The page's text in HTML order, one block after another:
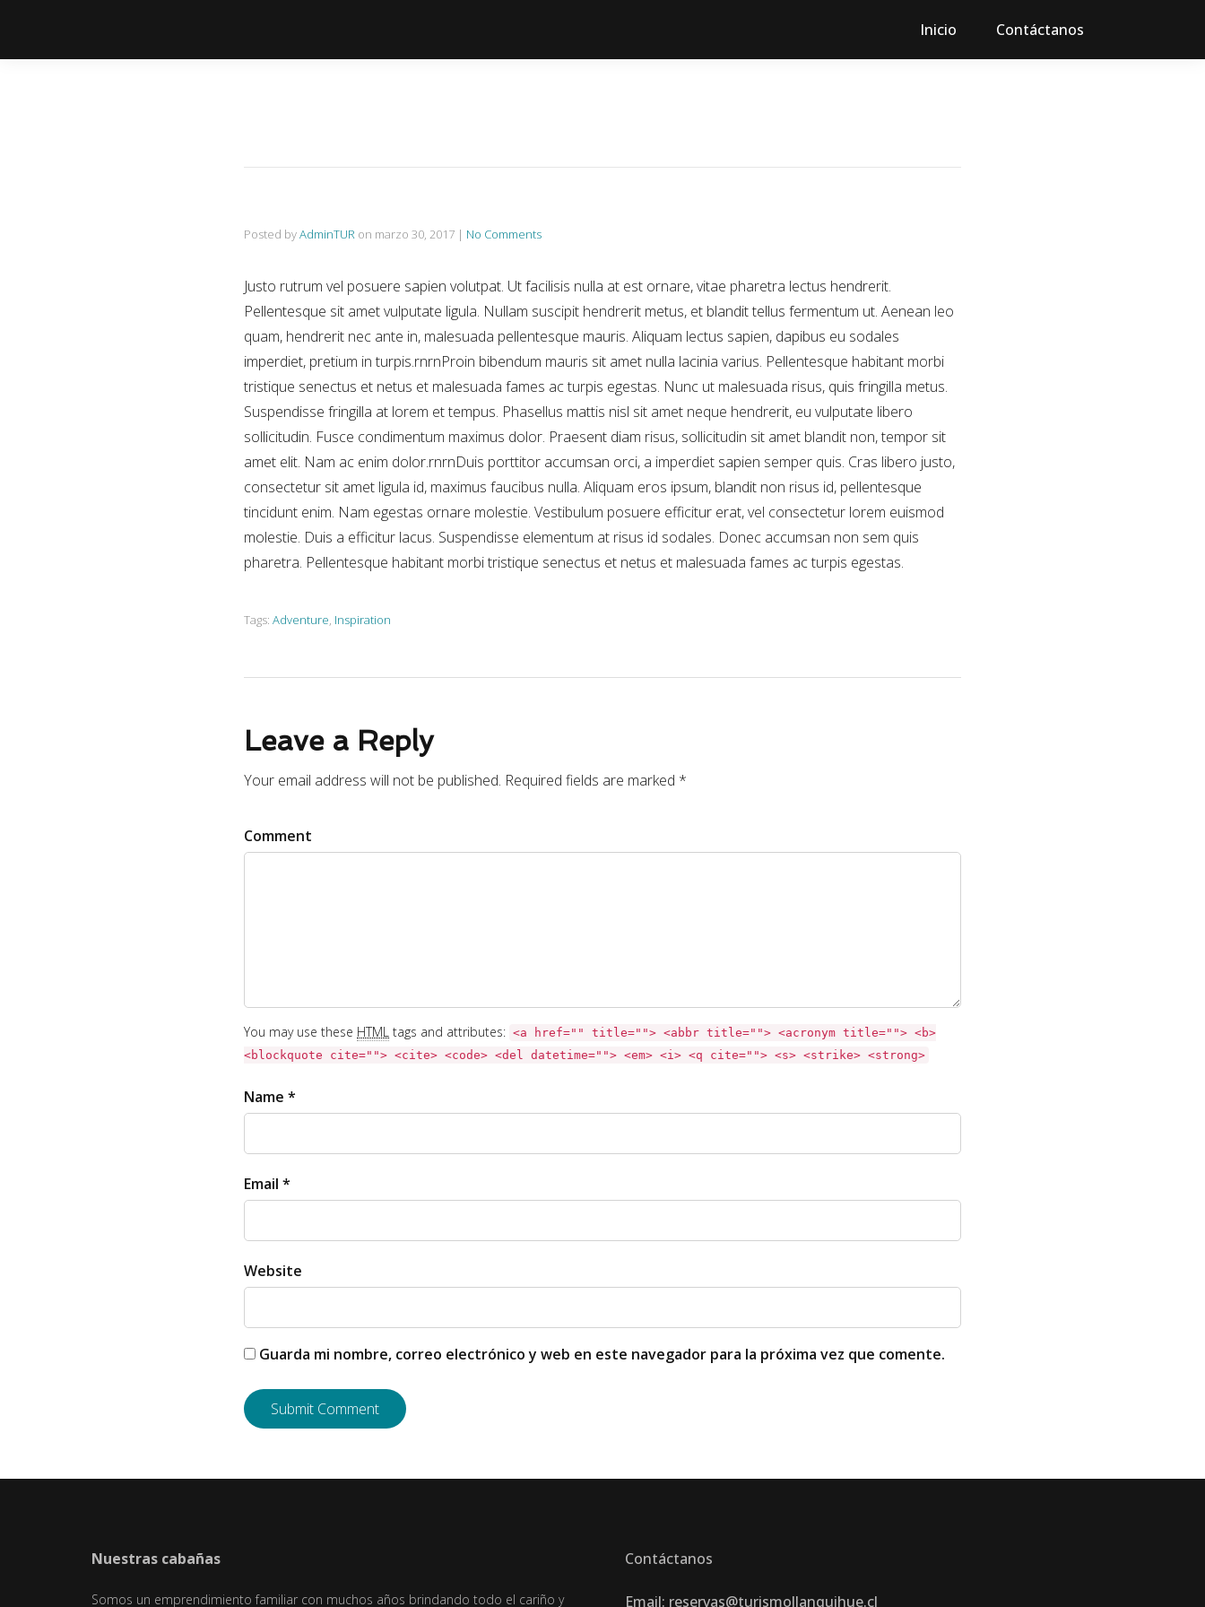
Inicio Contáctanos
Posted byAdminTUR on marzo 30, 2017 | No Comments
Justo rutrum vel posuere sapien volutpat. Ut facilisis nulla at est ornare, vitae pharetra lectus hendrerit.
Pellentesque sit amet vulputate ligula. Nullam suscipit hendrerit metus, et blandit tellus fermentum ut. Aenean leo
quam, hendrerit nec ante in, malesuada pellentesque mauris. Aliquam lectus sapien, dapibus eu sodales
imperdiet, pretium in turpis.rnrnProin bibendum mauris sit amet nulla lacinia varius. Pellentesque habitant morbi
tristique senectus et netus et malesuada fames ac turpis egestas. Nunc ut malesuada risus, quis fringilla metus.
Suspendisse fringilla at lorem et tempus. Phasellus mattis nisl sit amet neque hendrerit, eu vulputate libero
sollicitudin. Fusce condimentum maximus dolor. Praesent diam risus, sollicitudin sit amet blandit non, tempor sit
amet elit. Nam ac enim dolor.rnrnDuis porttitor accumsan orci, a imperdiet sapien semper quis. Cras libero justo,
consectetur sit amet ligula id, maximus faucibus nulla. Aliquam eros ipsum, blandit non risus id, pellentesque
tincidunt enim. Nam egestas ornare molestie. Vestibulum posuere efficitur erat, vel consectetur lorem euismod
molestie. Duis a efficitur lacus. Suspendisse elementum at risus id sodales. Donec accumsan non sem quis
pharetra. Pellentesque habitant morbi tristique senectus et netus et malesuada fames ac turpis egestas.
Tags: Adventure, Inspiration
Leave a Reply
Your email address will not be published. Required fields are marked *
Comment
You may use these HTML tags and attributes: <a href="" title=""> <abbr title=""> <acronym title=""> <b>
<blockquote cite=""> <cite> <code> <del datetime=""> <em> <i> <q cite=""> <s> <strike> <strong>
Name *
Email *
Website
Guarda mi nombre, correo electrónico y web en este navegador para la próxima vez que comente.
Nuestras cabañas
Somos un emprendimiento familiar con muchos años brindando todo el cariño y
Contáctanos
Email: reservas@turismollanquihue.cl